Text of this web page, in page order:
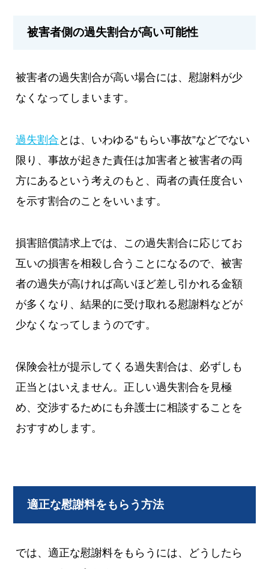
被害者側の過失割合が高い可能性
被害者の過失割合が高い場合には、慰謝料が少
なくなってしまいます。
過失割合 とは、いわゆる“もらい事故”などでない
限り、事故が起きた責任は加害者と被害者の両
方にあるという考えのもと、両者の責任度合い
を示す割合のことをいいます。
損害賠償請求上では、この過失割合に応じてお
互いの損害を相殺し合うことになるので、被害
者の過失が高ければ高いほど差し引かれる金額
が多くなり、結果的に受け取れる慰謝料などが
少なくなってしまうのです。
保険会社が提示してくる過失割合は、必ずしも
正当とはいえません。正しい過失割合を見極
め、交渉するためにも弁護士に相談することを
おすすめします。
適正な慰謝料をもらう方法
では、適正な慰謝料をもらうには、どうしたら